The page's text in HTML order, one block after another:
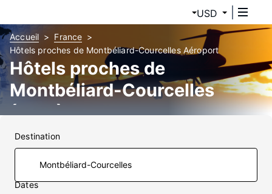
USD
Accueil
France
Hôtels proches de Montbéliard-Courcelles Aéroport
Hôtels proches de
Montbéliard-Courcelles
(XMF)
Destination
Dates